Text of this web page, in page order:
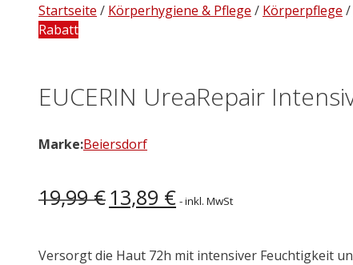
Startseite / Körperhygiene & Pflege / Körperpflege /
Rabatt
EUCERIN UreaRepair
Marke:Beiersdorf
19,99€ Ursprünglicher
Preis
19,99 €
13,89 €Aktueller
Preis
13,89 €.
- inkl. MwSt
Versorgt die Haut 72h mit intensiver Feuchtigkeit